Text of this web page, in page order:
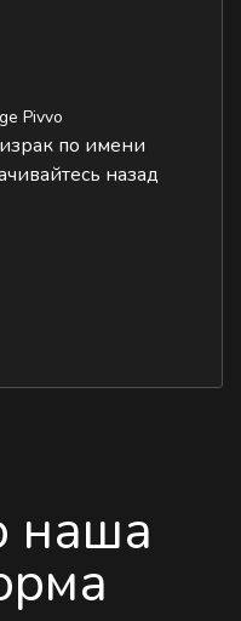
Pivvo
по имени
назад
наша